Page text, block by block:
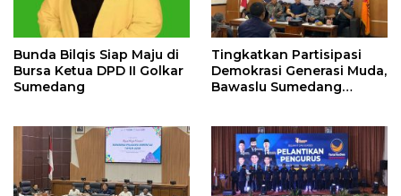
Bunda Bilqis Siap Maju di
Bursa Ketua DPD II Golkar
Sumedang
Tingkatkan Partisipasi
Demokrasi Generasi Muda,
Bawaslu Sumedang